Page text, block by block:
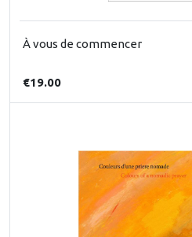
À vous de commencer
€19.00